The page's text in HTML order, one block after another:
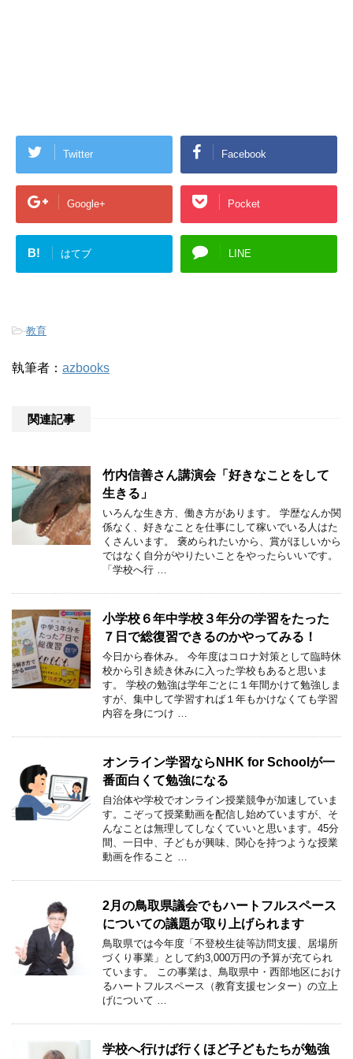
Twitter Facebook
Google+ Pocket
B! はてブ LINE
-教育
執筆者： azbooks
関連記事
竹内信善さん講演会「好きなことをして
生きる」
いろんな生き方、働き方があります。 学歴なんか関
係なく、好きなことを仕事にして稼いでいる人はた
くさんいます。 褒められたいから、賞がほしいから
ではなく自分がやりたいことをやったらいいです。
「学校へ行 …
小学校６年中学校３年分の学習をたった
７日で総復習できるのかやってみる！
今日から春休み。 今年度はコロナ対策として臨時休
校から引き続き休みに入った学校もあると思いま
す。 学校の勉強は学年ごとに１年間かけて勉強しま
すが、集中して学習すれば１年もかけなくても学習
内容を身につけ …
オンライン学習ならNHK for Schoolが一
番面白くて勉強になる
自治体や学校でオンライン授業競争が加速していま
す。こぞって授業動画を配信し始めていますが、そ
んなことは無理してしなくていいと思います。45分
間、一日中、子どもが興味、関心を持つような授業
動画を作ること …
2月の鳥取県議会でもハートフルスペース
についての議題が取り上げられます
鳥取県では今年度「不登校生徒等訪問支援、居場所
づくり事業」として約3,000万円の予算が充てられ
ています。 この事業は、鳥取県中・西部地区におけ
るハートフルスペース（教育支援センター）の立上
げについて …
学校へ行けば行くほど子どもたちが勉強